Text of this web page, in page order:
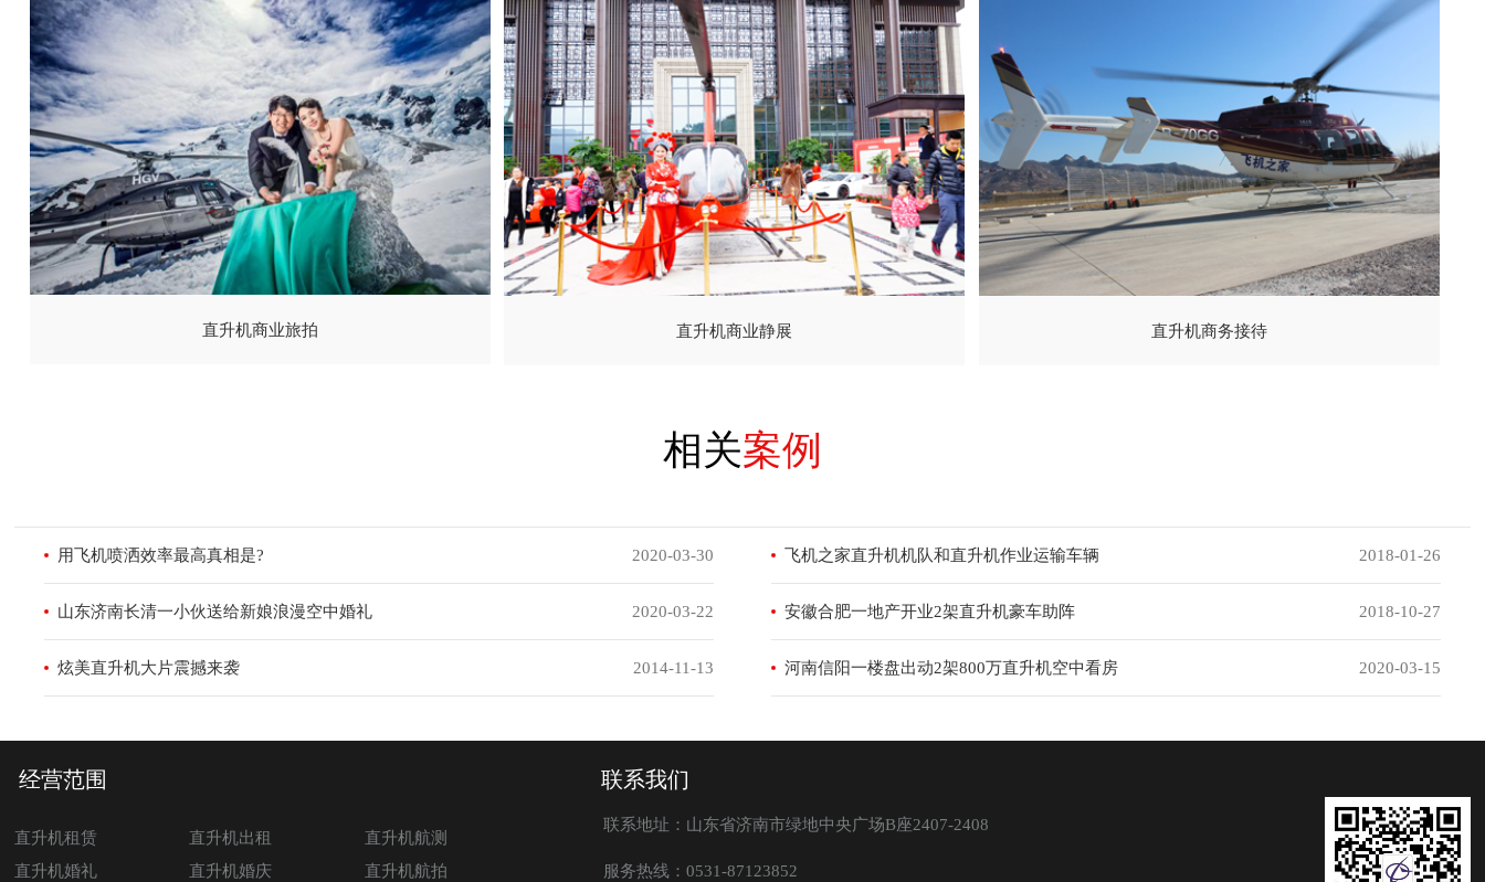
直升机商业旅拍 直升机商业静展 直升机商务接待
相关案例
2020-03-30
用飞机喷洒效率最高真相是? 2018-01-26
飞机之家直升机机队和直升机作业运输车辆
2020-03-22
山东济南长清一小伙送给新娘浪漫空中婚礼 2018-10-27
安徽合肥一地产开业2架直升机豪车助阵
2014-11-13
炫美直升机大片震撼来袭 2020-03-15
河南信阳一楼盘出动2架800万直升机空中看房
经营范围
直升机租赁 直升机出租
直升机航测
直升机婚礼
直升机婚庆 直升机航拍
联系我们
联系地址：山东省济南市绿地中央广场B座2407-2408
服务热线：0531-87123852